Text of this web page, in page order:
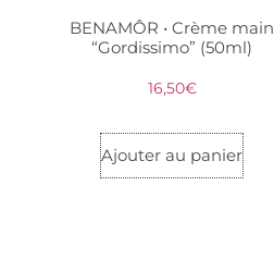
BENAMÔR • Crème main
“Gordissimo” (50ml)
16,50€
Ajouter au panier